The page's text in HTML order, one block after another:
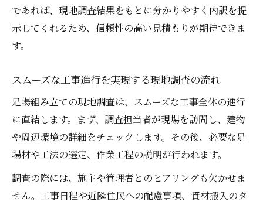
であれば、現地調査結果をもとに分かりやすく内訳を提
示してくれるため、信頼性の高い見積もりが期待できま
す。
スムーズな工事進行を実現する現地調査の流れ
足場組み立ての現地調査は、スムーズな工事全体の進行
に直結します。まず、調査担当者が現場を訪問し、建物
や周辺環境の詳細をチェックします。その後、必要な足
場材や工法の選定、作業工程の説明が行われます。
調査の際には、施主や管理者とのヒアリングも欠かせま
せん。工事日程や近隣住民への配慮事項、資材搬入のタ